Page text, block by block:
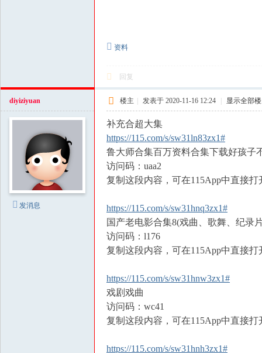
资料
回复
diyiziyuan
发消息
楼主 发表于 2020-11-16 12:24 显示全部
补充合超大集
https://115.com/s/sw31ln83zx1#
鲁大师合集百万资料合集下载好孩子
访问码：uaa2
复制这段内容，可在115App中直接打
https://115.com/s/sw31hnq3zx1#
国产老电影合集8(戏曲、歌舞、纪录
访问码：l176
复制这段内容，可在115App中直接打
https://115.com/s/sw31hnw3zx1#
戏剧戏曲
访问码：wc41
复制这段内容，可在115App中直接打
https://115.com/s/sw31hnh3zx1#